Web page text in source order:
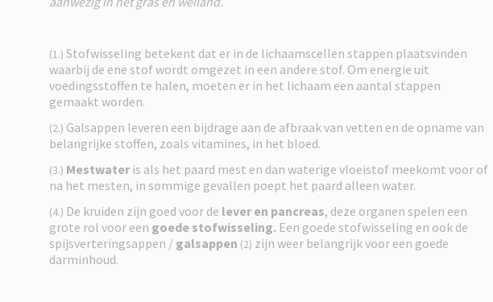
(1.) Stofwisseling betekent dat er in de lichaamscellen stappen plaatsvinden
waarbij de ene stof wordt omgezet in een andere stof. Om energie uit
voedingsstoffen te halen, moeten er in het lichaam een aantal stappen
gemaakt worden.
(2.) Galsappen leveren een bijdrage aan de afbraak van vetten en de opname van
belangrijke stoffen, zoals vitamines, in het bloed.
(3.) Mestwater is als het paard mest en dan waterige vloeistof meekomt voor of
na het mesten, in sommige gevallen poept het paard alleen water.
(4.) De kruiden zijn goed voor de lever en pancreas, deze organen spelen een
grote rol voor een goede stofwisseling. Een goede stofwisseling en ook de
spijsverteringsappen / galsappen (2) zijn weer belangrijk voor een goede
darminhoud.